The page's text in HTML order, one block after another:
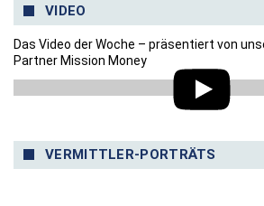
VIDEO
Das Video der Woche – präsentiert von
Partner Mission Money
VERMITTLER-PORTRÄTS